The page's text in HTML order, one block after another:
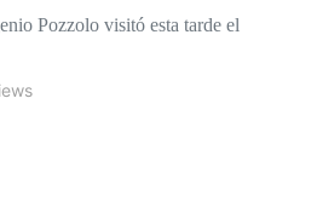
Pozzolo visitó esta tarde el